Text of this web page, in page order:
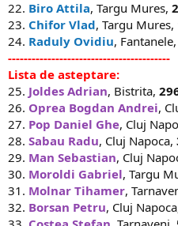
22. Biro Attila, Targu Mures,
23. Chifor Vlad, Targu Mures,
24. Raduly Ovidiu, Fantanele,
-----------------------------------------
Lista de asteptare:
25. Joldes Adrian, Bistrita,
26. Oprea Bogdan Andrei,
27. Pop Daniel Ghe, Cluj
28. Sabau Radu, Cluj Napoca,
29. Man Sebastian, Cluj
30. Moroldi Gabriel, Targu
31. Molnar Tihamer,
32. Borsan Petru, Cluj